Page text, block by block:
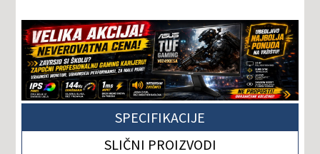
SPECIFIKACIJE
SLIČNI PROIZVODI